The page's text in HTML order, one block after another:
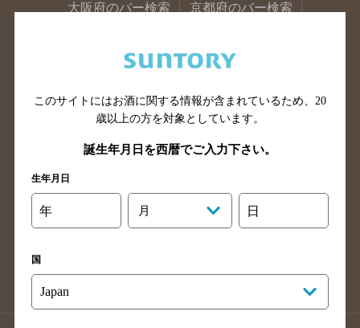
大阪府のバー検索
京都府のバー検索
滋賀県のバー検索
和歌山県のバー検索
山口県のバー検索
鳥取県のバー検索
香川県のバー検索
愛媛県のバー検索
高知県のバー検索
長崎県のバー検索
佐賀県のバー検索
大分県のバー検索
熊本県のバー検索
このサイトにはお酒に関する情報が含まれているため、 20
歳以上の方を対象としています。
誕生年月日を西暦でご入力下さい。
生年月日
年 月 日
国